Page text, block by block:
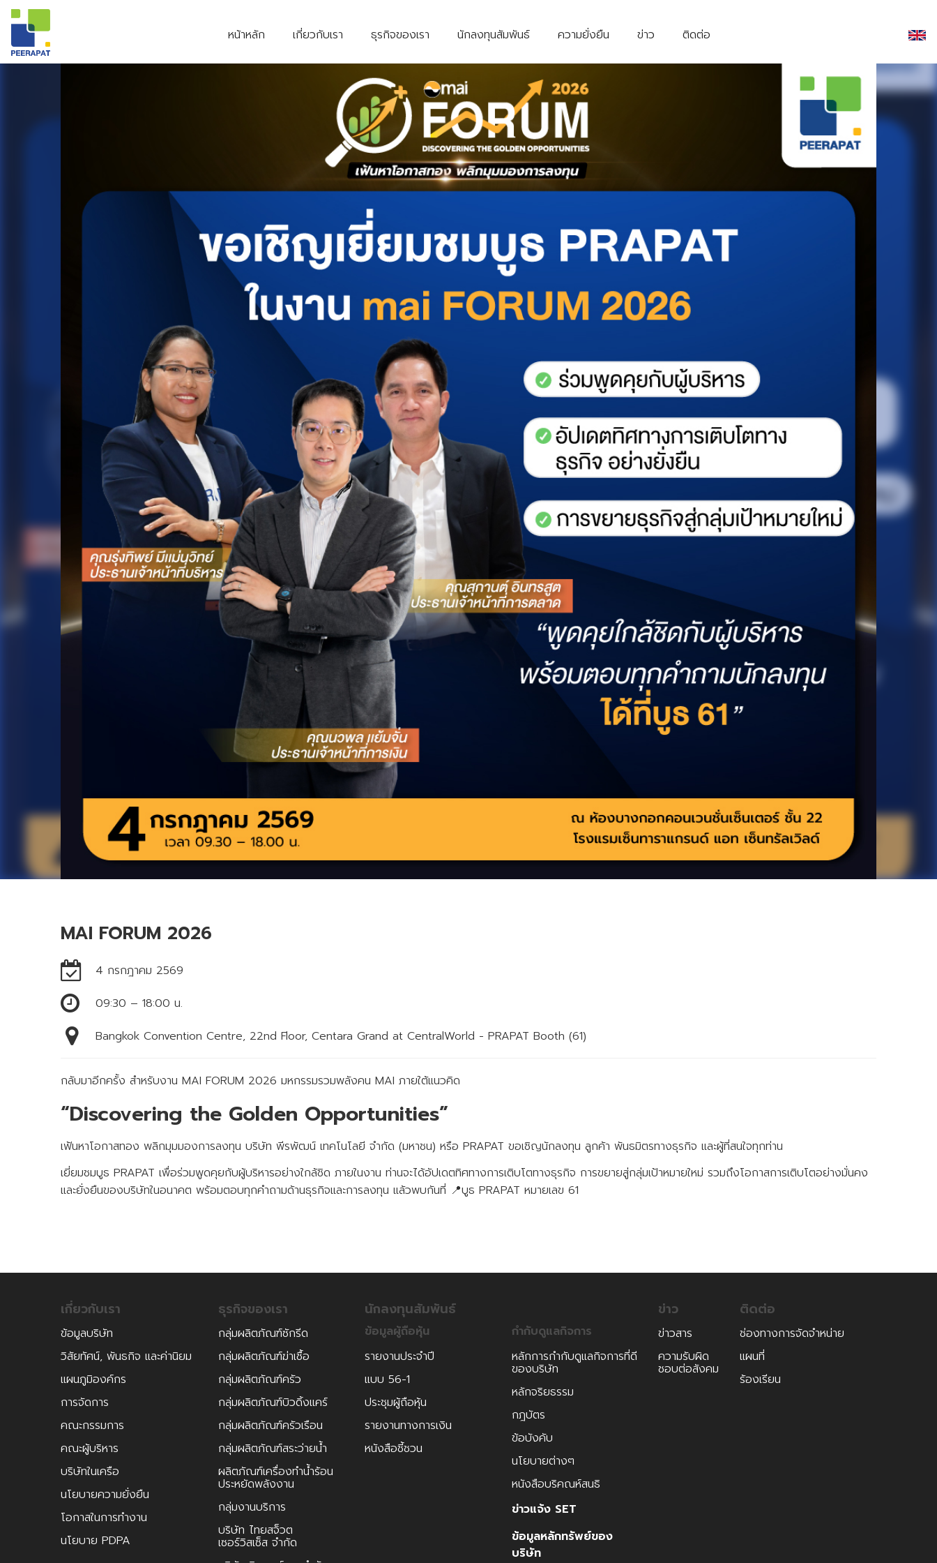
หน้าหลัก เกี่ยวกับเรา ธุรกิจของเรา
ฆ่าเชื้อ กลุ่มผลิตภัณฑ์ครัว
กลุ่มผลิตภัณฑ์
บิวดิ้งแคร์
กลุ่มผลิตภัณฑ์
ครัวเรือน
กลุ่มผลิตภัณฑ์
สระว่ายน้ำ
ผลิตภัณฑ์เครื่องทำ
น้ำร้อนประหยัด
กลุ่มงานบริการ Allies Calvatistthai
นักลงทุนสัมพันธ์
หนังสือชี้ชวน
กำกับดูแลกิจการ
หลักการกำกับดูแลกิจการที่ดีของบริษัท
หลักจริยธรรม
ข้อบังคับ
นโยบายต่างๆ
ความยั่งยืน ข่าว
อีเว้นท์ กิจกรรม ESG
ติดต่อ
ช่องทางการจัดจำหน่าย แผนที่
MAI FORUM 2026
4 กรกฎาคม 2569
09:30 – 18:00 น.
Bangkok Convention Centre, 22nd Floor, Centara Grand at CentralWorld - PRAPAT Booth (61)
กลับมาอีกครั้ง สำหรับงาน MAI FORUM 2026 มหกรรมรวมพลังคน MAI ภายใต้แนวคิด
“Discovering the Golden Opportunities”
เฟ้นหาโอกาสทอง พลิกมุมมองการลงทุน บริษัท พีรพัฒน์ เทคโนโลยี จำกัด (มหาชน) หรือ PRAPAT ขอเชิญนักลงทุน ลูกค้า พันธมิตรทางธุรกิจ และผู้ที่สนใจทุกท่าน
เยี่ยมชมบูธ PRAPAT เพื่อร่วมพูดคุยกับผู้บริหารอย่างใกล้ชิด ภายในงาน ท่านจะได้อัปเดตทิศทางการเติบโตทางธุรกิจ การขยายสู่กลุ่มเป้าหมายใหม่ รวมถึงโอกาสการเติบโตอย่างมั่นคง
และยั่งยืนของบริษัทในอนาคต พร้อมตอบทุกคำถามด้านธุรกิจและการลงทุน แล้วพบกันที่ 📍บูธ PRAPAT หมายเลข 61
เกี่ยวกับเรา
ข้อมูลบริษัท
วิสัยทัศน์, พันธกิจ และค่านิยม
แผนภูมิองค์กร
การจัดการ
คณะกรรมการ
คณะผู้บริหาร
บริษัทในเครือ
นโยบายความยั่งยืน
โอกาสในการทำงาน
นโยบาย PDPA
ธุรกิจของเรา
กลุ่มผลิตภัณฑ์ซักรีด
กลุ่มผลิตภัณฑ์ฆ่าเชื้อ
กลุ่มผลิตภัณฑ์ครัว
กลุ่มผลิตภัณฑ์บิวดิ้งแคร์
กลุ่มผลิตภัณฑ์ครัวเรือน
กลุ่มผลิตภัณฑ์สระว่ายน้ำ
ผลิตภัณฑ์เครื่องทำน้ำร้อน
ประหยัดพลังงาน
กลุ่มงานบริการ
บริษัท ไทยสจ็วต
เซอร์วิสเซ็ส จำกัด
นักลงทุนสัมพันธ์
ข้อมูลผู้ถือหุ้น
รายงานประจำปี
แบบ 56-1
ประชุมผู้ถือหุ้น
รายงานทางการเงิน
หนังสือชี้ชวน
กำกับดูแลกิจการ
หลักการกำกับดูแลกิจการที่ดี
ของบริษัท
หลักจริยธรรม
กฎบัตร
ข้อบังคับ
นโยบายต่างๆ
หนังสือบริคณห์สนธิ
ข่าวแจ้ง SET
ข้อมูลหลักทรัพย์ของ
บริษัท
ข่าว
ข่าวสาร
ความรับผิด
ชอบต่อสังคม
ติดต่อ
ช่องทางการจัดจำหน่าย
แผนที่
ร้องเรียน